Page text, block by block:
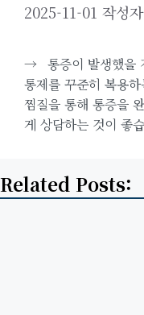
2025-11-01 작성
→ 통증이 발생했을
통제를 꾸준히 복용
찜질을 통해 통증을
게 상담하는 것이 좋
Related Posts: